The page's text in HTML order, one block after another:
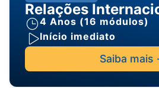
Relações
4 Anos (16 módulos)
Início imediato
Saiba mais